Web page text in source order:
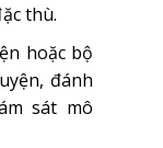
thù.
hoặc bộ
đánh
sát mô